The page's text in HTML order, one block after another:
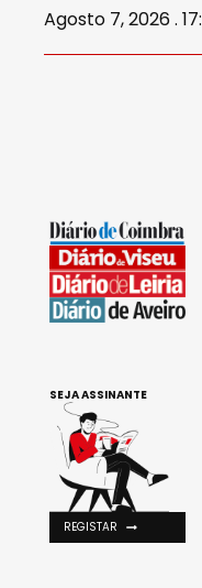
Agosto 7, 2026 .
SEJA ASSINANTE
REGISTAR